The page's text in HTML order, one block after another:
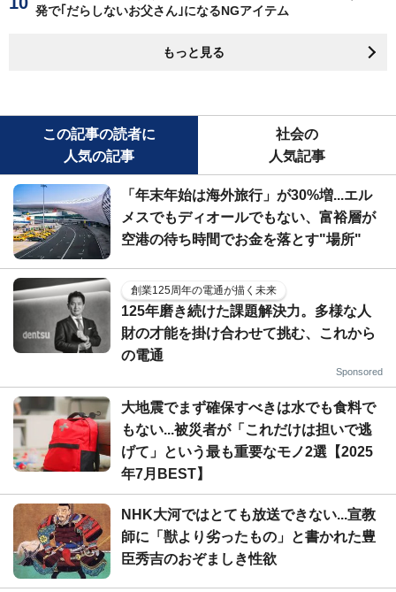
発で｢だらしないお父さん｣になるNGアイテム
もっと見る
この記事の読者に
人気の記事
社会の
人気記事
「年末年始は海外旅行」が30%増...エル
メスでもディオールでもない、富裕層が
空港の待ち時間でお金を落とす"場所"
創業125周年の電通が描く未来
125年磨き続けた課題解決力。多様な人
財の才能を掛け合わせて挑む、これから
の電通
Sponsored
大地震でまず確保すべきは水でも食料で
もない...被災者が「これだけは担いで逃
げて」という最も重要なモノ2選【2025
年7月BEST】
NHK大河ではとても放送できない...宣教
師に「獣より劣ったもの」と書かれた豊
臣秀吉のおぞましき性欲